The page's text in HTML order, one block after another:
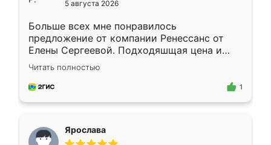
5 августа 2026
Больше всех мне понравилось
предложение от компании Ренессанс от
Елены Сергеевой. Подходяшщая цена и
короткие сроки изготовления. Приехавший
для замера сотрудник Владислав
предложил по моему эскизу самый
Читать полностью
1
Ярослава